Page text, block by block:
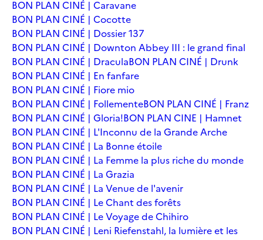
BON PLAN CINÉ | Caravane
BON PLAN CINÉ | Cocotte
BON PLAN CINÉ | Dossier 137
BON PLAN CINÉ | Downton Abbey III : le grand final
BON PLAN CINÉ | DraculaBON PLAN CINÉ | Drunk
BON PLAN CINÉ | En fanfare
BON PLAN CINÉ | Fiore mio
BON PLAN CINÉ | FollementeBON PLAN CINÉ | Franz
BON PLAN CINÉ | Gloria!BON PLAN CINE | Hamnet
BON PLAN CINÉ | L'Inconnu de la Grande Arche
BON PLAN CINÉ | La Bonne étoile
BON PLAN CINÉ | La Femme la plus riche du monde
BON PLAN CINÉ | La Grazia
BON PLAN CINÉ | La Venue de l'avenir
BON PLAN CINÉ | Le Chant des forêts
BON PLAN CINÉ | Le Voyage de Chihiro
BON PLAN CINÉ | Leni Riefenstahl, la lumière et les